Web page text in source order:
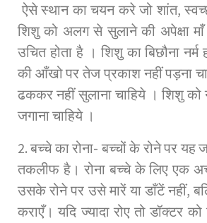
ऐसे स्थान का चयन करे जो शांत,
शिशु को अलग से सुलाने की अपेक्षा
उचित होता है । शिशु का बिछौना नर्म
की आँखो पर तेज प्रकाश नहीं पड़ना
ढककर नहीं सुलाना चाहिये । शिशु को
जगाना चाहिये ।
2. बच्चे का रोना- बच्चों के रोने पर यह
तकलीफ है। रोना बच्चे के लिए एक
उसके रोने पर उसे मारें या डाँटें नहीं,
कराएँ। यदि ज्यादा रोए तो डॉक्टर को